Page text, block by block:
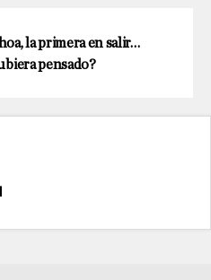
la primera en salir…
pensado?